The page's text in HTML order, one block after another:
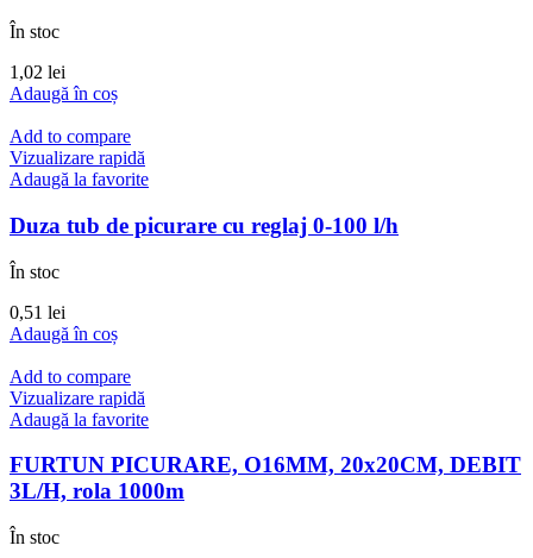
În stoc
1,02 lei
Adaugă în coș
Add to compare
Vizualizare rapidă
Adaugă la favorite
Duza tub de picurare cu reglaj 0-100 l/h
În stoc
0,51 lei
Adaugă în coș
Add to compare
Vizualizare rapidă
Adaugă la favorite
FURTUN PICURARE, O16MM, 20x20CM, DEBIT
3L/H, rola 1000m
În stoc